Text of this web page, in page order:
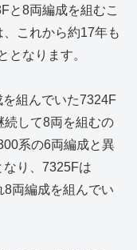
と8両編成を組むこ
これから約17年も
となります。
組んでいた7324F
続して8両を組むの
系の6両編成と異
り、7325Fは
両編成を組んでい